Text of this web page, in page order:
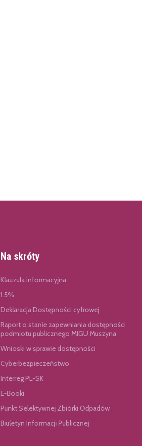
Na skróty
Klauzula informacyjna
1.5%
Deklaracja Dostępności cyfrowej
Raport o stanie zapewniania dostępności
podmiotu publicznego MIGU Muszyna
Wnioski w sprawie dostępności
Cyberbezpieczeństwo
Interreg PL-SK
E-Booki
Punkt Selektywnej Zbiórki Odpadów
Biuletyn Informacji Publicznej